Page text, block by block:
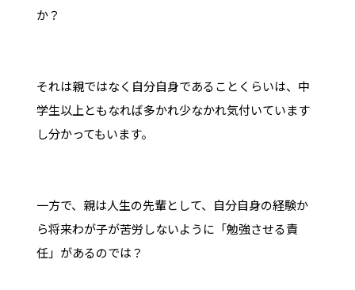
か？
それは親ではなく自分自身であることくらいは、中
学生以上ともなれば多かれ少なかれ気付いています
し分かってもいます。
一方で、親は人生の先輩として、自分自身の経験か
ら将来わが子が苦労しないように「勉強させる責
任」があるのでは？